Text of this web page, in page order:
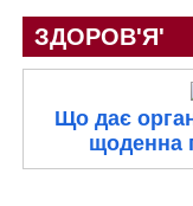
ЗДОРОВ'Я'
Що дає
щоденна